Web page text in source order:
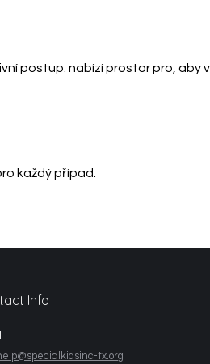
postup. nabízí prostor pro, aby
každý případ.
Info
tx.org